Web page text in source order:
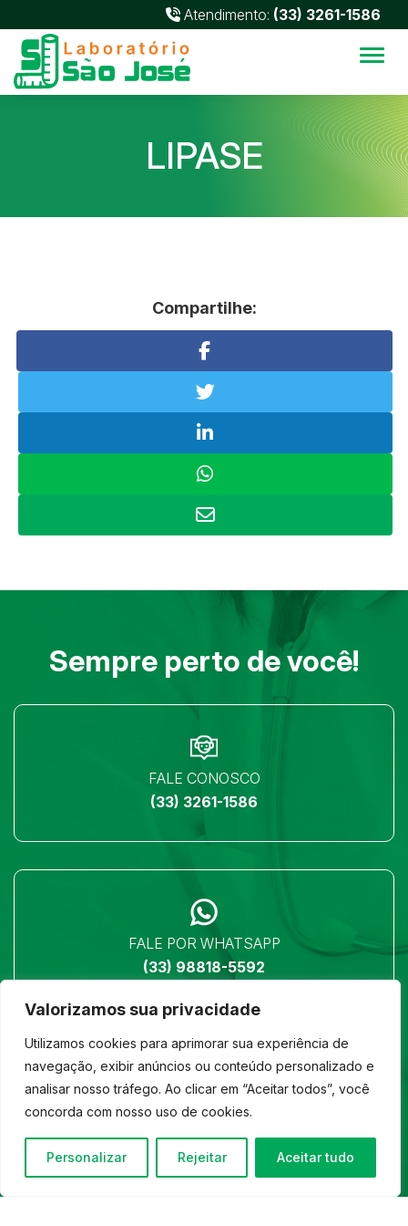
Valorizamos sua privacidade
Utilizamos cookies para aprimorar sua experiência de
navegação, exibir anúncios ou conteúdo personalizado e
analisar nosso tráfego. Ao clicar em “Aceitar todos”, você
concorda com nosso uso de cookies.
Personalizar Rejeitar Aceitar tudo
Atendimento: (33) 3261-1586
LIPASE
Compartilhe:
Sempre perto de você!
FALE CONOSCO
(33) 3261-1586
FALE POR WHATSAPP
(33) 98818-5592
LOCALIZAÇÃO